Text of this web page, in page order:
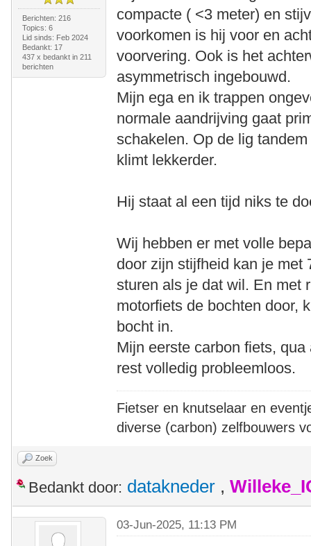
Berichten: 216
Topics: 6
Lid sinds: Feb 2024
Bedankt: 17
437 x bedankt in 211
berichten
compacte ( <3 meter) en
voorkomen is hij voor en
voorvering. Ook is het
asymmetrisch ingebouwd.
Mijn ega en ik trappen
normale aandrijving gaat
schakelen. Op de lig
klimt lekkerder.
Hij staat al een tijd niks te
Wij hebben er met volle
door zijn stijfheid kan je met
sturen als je dat wil. En met
motorfiets de bochten door,
bocht in.
Mijn eerste carbon fiets,
rest volledig probleemloos.
Fietser en knutselaar en
diverse (carbon) zelfbouwers
Zoek
Bedankt door: datakneder ,
03-Jun-2025, 11:13 PM